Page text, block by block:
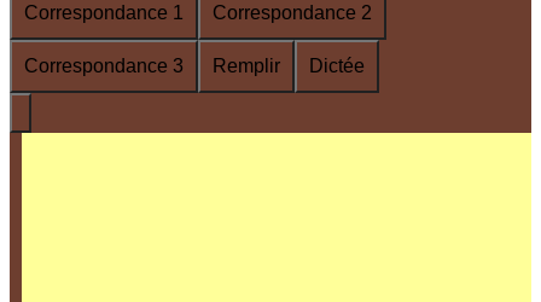
Correspondance 1
Correspondance 2
Correspondance 3 Remplir Dictée